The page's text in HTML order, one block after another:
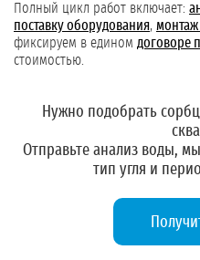
Полный цикл работ включает:
поставку оборудования, монтаж
фиксируем в едином договоре
стоимостью.
Нужно подобрать
Отправьте анализ воды,
тип угля и